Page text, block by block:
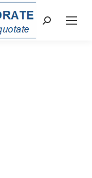
Cerca: